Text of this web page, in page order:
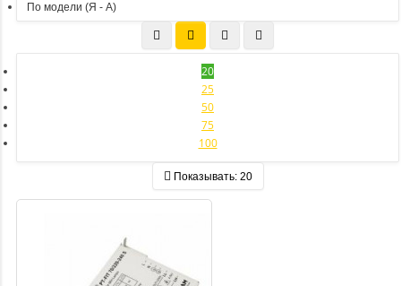
По модели (Я - A)
20
25
50
75
100
Показывать: 20